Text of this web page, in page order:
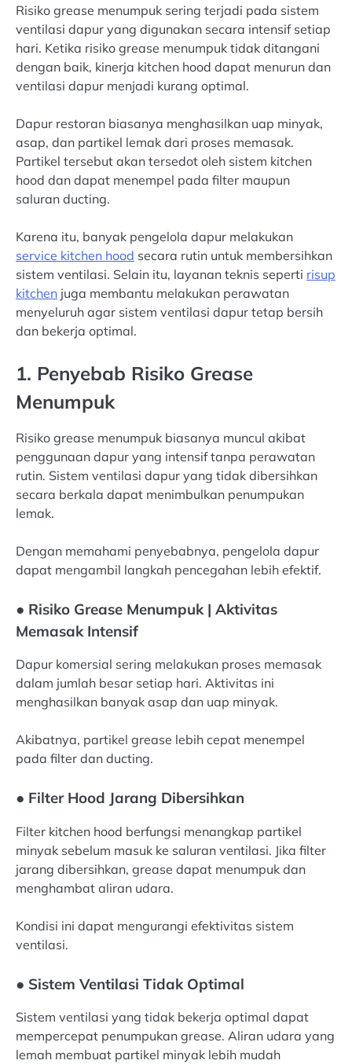
Risiko grease menumpuk sering terjadi pada sistem
ventilasi dapur yang digunakan secara intensif setiap
hari. Ketika risiko grease menumpuk tidak ditangani
dengan baik, kinerja kitchen hood dapat menurun dan
ventilasi dapur menjadi kurang optimal.
Dapur restoran biasanya menghasilkan uap minyak,
asap, dan partikel lemak dari proses memasak.
Partikel tersebut akan tersedot oleh sistem kitchen
hood dan dapat menempel pada filter maupun
saluran ducting.
Karena itu, banyak pengelola dapur melakukan
service kitchen hood secara rutin untuk membersihkan
sistem ventilasi. Selain itu, layanan teknis seperti risup
kitchen juga membantu melakukan perawatan
menyeluruh agar sistem ventilasi dapur tetap bersih
dan bekerja optimal.
1. Penyebab Risiko Grease
Menumpuk
Risiko grease menumpuk biasanya muncul akibat
penggunaan dapur yang intensif tanpa perawatan
rutin. Sistem ventilasi dapur yang tidak dibersihkan
secara berkala dapat menimbulkan penumpukan
lemak.
Dengan memahami penyebabnya, pengelola dapur
dapat mengambil langkah pencegahan lebih efektif.
● Risiko Grease Menumpuk | Aktivitas
Memasak Intensif
Dapur komersial sering melakukan proses memasak
dalam jumlah besar setiap hari. Aktivitas ini
menghasilkan banyak asap dan uap minyak.
Akibatnya, partikel grease lebih cepat menempel
pada filter dan ducting.
● Filter Hood Jarang Dibersihkan
Filter kitchen hood berfungsi menangkap partikel
minyak sebelum masuk ke saluran ventilasi. Jika filter
jarang dibersihkan, grease dapat menumpuk dan
menghambat aliran udara.
Kondisi ini dapat mengurangi efektivitas sistem
ventilasi.
● Sistem Ventilasi Tidak Optimal
Sistem ventilasi yang tidak bekerja optimal dapat
mempercepat penumpukan grease. Aliran udara yang
lemah membuat partikel minyak lebih mudah